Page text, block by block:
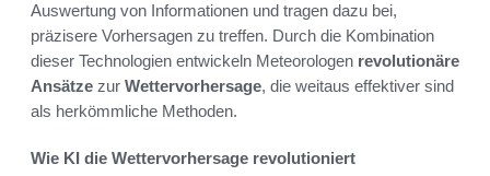
Auswertung von Informationen und tragen dazu bei,
präzisere Vorhersagen zu treffen. Durch die Kombination
dieser Technologien entwickeln Meteorologen revolutionäre
Ansätze zur Wettervorhersage, die weitaus effektiver sind
als herkömmliche Methoden.
Wie KI die Wettervorhersage revolutioniert